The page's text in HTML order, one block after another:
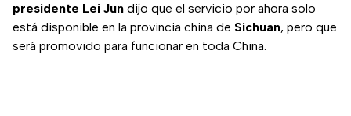
presidente Lei Jun dijo que el servicio por ahora solo
está disponible en la provincia china de Sichuan, pero que
será promovido para funcionar en toda China.